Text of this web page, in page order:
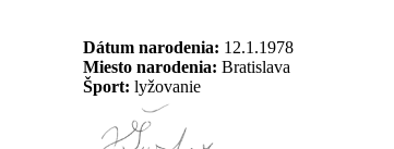
Dátum narodenia: 12.1.1978
Miesto narodenia: Bratislava
Šport: lyžovanie